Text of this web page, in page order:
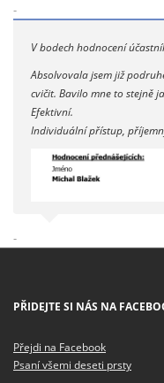
-
V bodech hodnocení
Absolvovala jsem již
cvičit. Bavilo mne to stejně
Efektivní.
Individuální přístup,
-
PŘIDEJTE SI NÁS NA
Přejdi na Facebook
Psaní všemi deseti prsty